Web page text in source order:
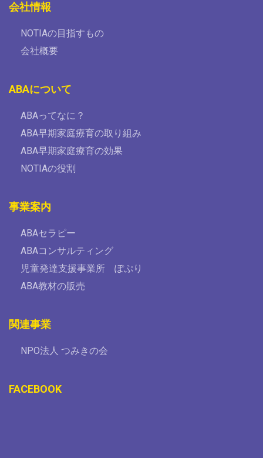
会社情報
NOTIAの目指すもの
会社概要
ABAについて
ABAってなに？
ABA早期家庭療育の取り組み
ABA早期家庭療育の効果
NOTIAの役割
事業案内
ABAセラピー
ABAコンサルティング
児童発達支援事業所 ぽぷり
ABA教材の販売
関連事業
NPO法人 つみきの会
FACEBOOK